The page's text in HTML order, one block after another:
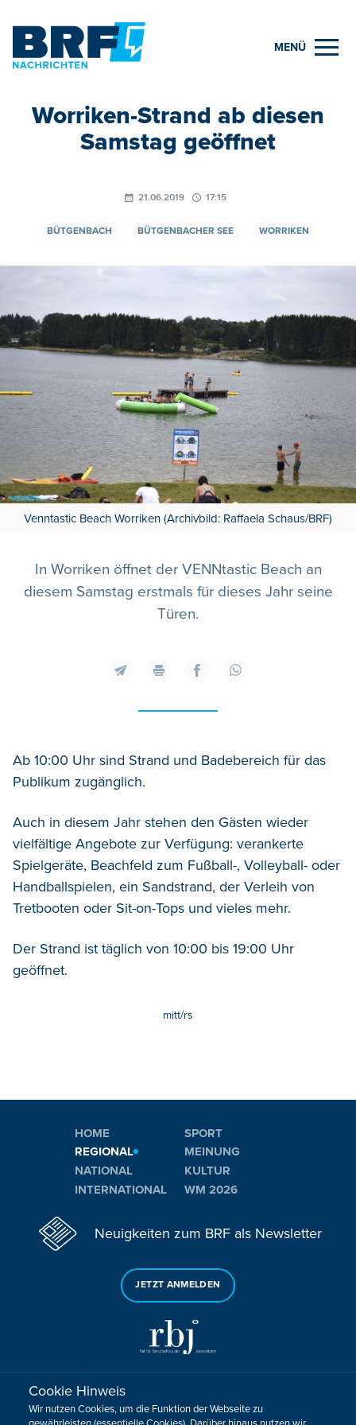
MENÜ
Worriken-Strand ab diesen
Samstag geöffnet
21.06.2019 17:15
BÜTGENBACH BÜTGENBACHER SEE WORRIKEN
Venntastic Beach Worriken (Archivbild: Raffaela Schaus/BRF)
In Worriken öffnet der VENNtastic Beach an
diesem Samstag erstmals für dieses Jahr seine
Türen.
Ab 10:00 Uhr sind Strand und Badebereich für das
Publikum zugänglich.
Auch in diesem Jahr stehen den Gästen wieder
vielfältige Angebote zur Verfügung: verankerte
Spielgeräte, Beachfeld zum Fußball-, Volleyball- oder
Handballspielen, ein Sandstrand, der Verleih von
Tretbooten oder Sit-on-Tops und vieles mehr.
Der Strand ist täglich von 10:00 bis 19:00 Uhr
geöffnet.
mitt/rs
HOME
REGIONAL
NATIONAL
INTERNATIONAL
SPORT
MEINUNG
KULTUR
WM 2026
Neuigkeiten zum BRF als Newsletter
JETZT ANMELDEN
Sie haben noch Fragen oder Anmerkungen?
Cookie Hinweis
Wir nutzen Cookies, um die Funktion der Webseite zu